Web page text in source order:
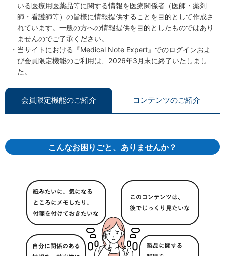
いる医療用医薬品等に関する情報を医療関係者（医師・薬剤
師・看護師等）の皆様に情報提供することを目的として作成さ
れています。一般の方への情報提供を目的としたものではあり
ませんのでご了承ください。
当サイトにおける『Medical Note Expert』でのログインおよ
び会員限定機能のご利用は、2026年3月末に終了いたしまし
た。
会員限定機能のご紹介 コンテンツのご紹介
こんなお困りごと、ありませんか？